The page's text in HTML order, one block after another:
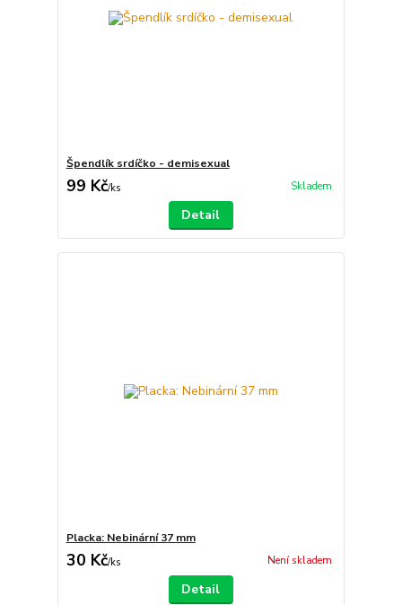
Špendlík srdíčko - demisexual
99 Kč/ks Skladem
Detail
Placka: Nebinární 37 mm
30 Kč/ks Není skladem
Detail